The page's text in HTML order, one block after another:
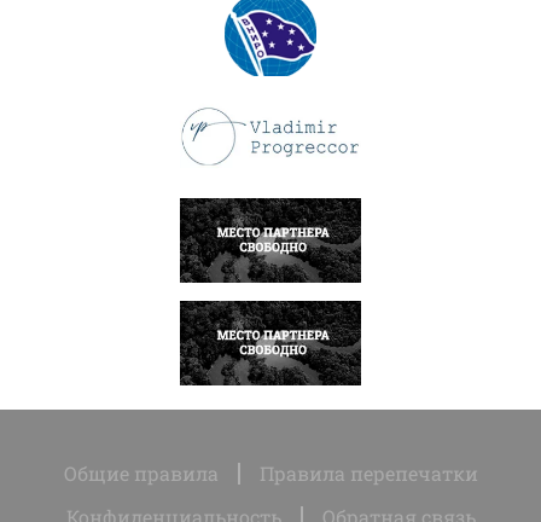
ПОДРОБНЕЕ
ПОДРОБНЕЕ
НАПИСАТЬ
НАПИСАТЬ
Общие правила
Правила перепечатки
Конфиденциальность
Обратная связь